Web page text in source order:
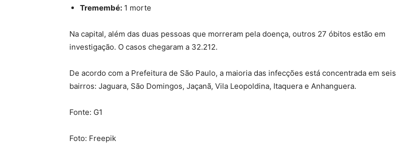
Tremembé: 1 morte
Na capital, além das duas pessoas que morreram pela doença, outros 27 óbitos estão em
investigação. O casos chegaram a 32.212.
De acordo com a Prefeitura de São Paulo, a maioria das infecções está concentrada em seis
bairros: Jaguara, São Domingos, Jaçanã, Vila Leopoldina, Itaquera e Anhanguera.
Fonte: G1
Foto: Freepik